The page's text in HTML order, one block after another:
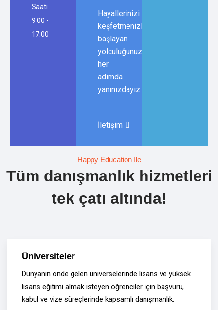
Saati
9.00 -
17.00
Hayallerinizi
keşfetmenizle
başlayan
yolculuğunuzda,
her
adımda
yanınızdayız.
İletişim
Happy Education Ile
Tüm danışmanlık hizmetleri
tek çatı altında!
Üniversiteler
Dünyanın önde gelen üniverselerinde lisans ve yüksek
lisans eğitimi almak isteyen öğrenciler için başvuru,
kabul ve vize süreçlerinde kapsamlı danışmanlık.